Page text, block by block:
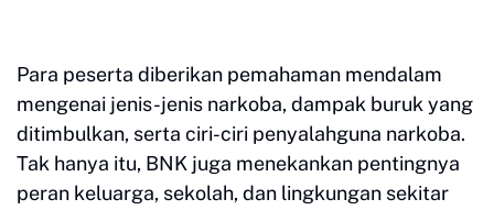
Para peserta diberikan pemahaman mendalam
mengenai jenis-jenis narkoba, dampak buruk yang
ditimbulkan, serta ciri-ciri penyalahguna narkoba.
Tak hanya itu, BNK juga menekankan pentingnya
peran keluarga, sekolah, dan lingkungan sekitar